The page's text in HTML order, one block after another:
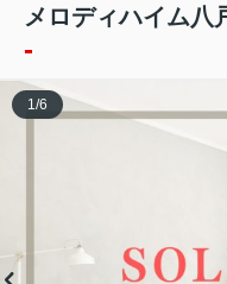
メロディハイム八
-
1 /6